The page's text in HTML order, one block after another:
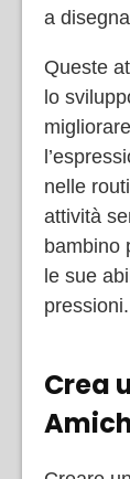
a
Queste
lo
nelle
attività
bambino
le sue
pressioni.
Crea